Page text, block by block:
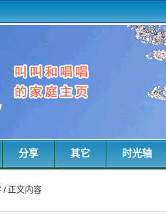
分享 其它 时光轴
/ 正文内容